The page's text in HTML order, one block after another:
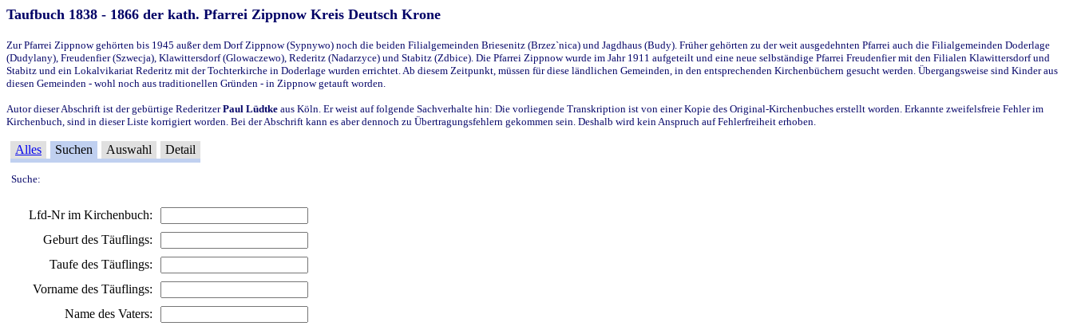
Taufbuch 1838 - 1866 der kath. Pfarrei Zippnow Kreis Deutsch Krone
Zur Pfarrei Zippnow gehörten bis 1945 außer dem Dorf Zippnow (Sypnywo) noch die beiden Filialgemeinden Briesenitz (Brzez`nica) und Jagdhaus (Budy). Früher gehörten zu der weit ausgedehnten Pfarrei auch die Filialgemeinden Doderlage
(Dudylany), Freudenfier (Szwecja), Klawittersdorf (Glowaczewo), Rederitz (Nadarzyce) und Stabitz (Zdbice). Die Pfarrei Zippnow wurde im Jahr 1911 aufgeteilt und eine neue selbständige Pfarrei Freudenfier mit den Filialen Klawittersdorf und
Stabitz und ein Lokalvikariat Rederitz mit der Tochterkirche in Doderlage wurden errichtet. Ab diesem Zeitpunkt, müssen für diese ländlichen Gemeinden, in den entsprechenden Kirchenbüchern gesucht werden. Übergangsweise sind Kinder aus
diesen Gemeinden - wohl noch aus traditionellen Gründen - in Zippnow getauft worden.
Autor dieser Abschrift ist der gebürtige RederitzerPaul Lüdtke aus Köln. Er weist auf folgende Sachverhalte hin: Die vorliegende Transkription ist von einer Kopie des Original-Kirchenbuches erstellt worden. Erkannte zweifelsfreie Fehler im
Kirchenbuch, sind in dieser Liste korrigiert worden. Bei der Abschrift kann es aber dennoch zu Übertragungsfehlern gekommen sein. Deshalb wird kein Anspruch auf Fehlerfreiheit erhoben.
Alles Suchen Auswahl Detail
Suche:
Lfd-Nr im Kirchenbuch:
Geburt des Täuflings:
Taufe des Täuflings:
Vorname des Täuflings:
Name des Vaters: